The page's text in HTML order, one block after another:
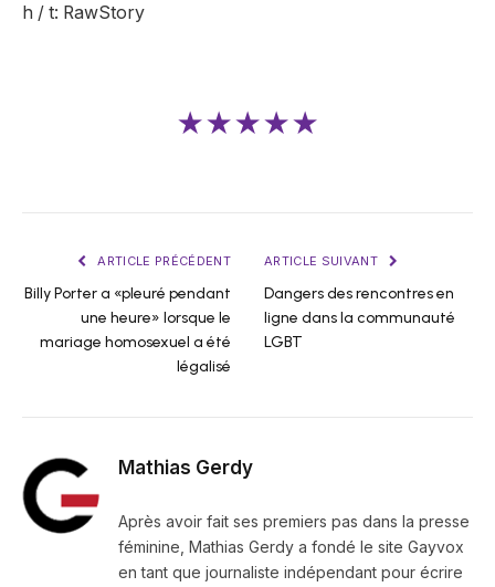
h / t: RawStory
★★★★★
ARTICLE PRÉCÉDENT
Billy Porter a «pleuré pendant
une heure» lorsque le
mariage homosexuel a été
légalisé
ARTICLE SUIVANT
Dangers des rencontres en
ligne dans la communauté
LGBT
Mathias Gerdy
Après avoir fait ses premiers pas dans la presse
féminine, Mathias Gerdy a fondé le site Gayvox
en tant que journaliste indépendant pour écrire